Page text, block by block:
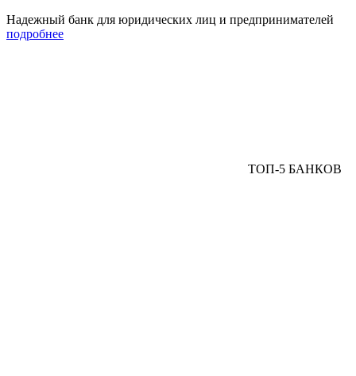
Надежный банк для юридических лиц и предпринимателей
подробнее
ТОП-5 БАНКОВ